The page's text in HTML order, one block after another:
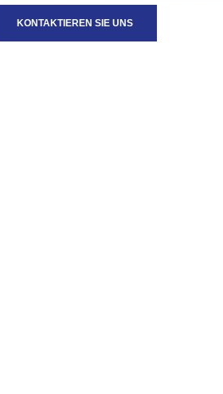
KONTAKTIEREN SIE UNS